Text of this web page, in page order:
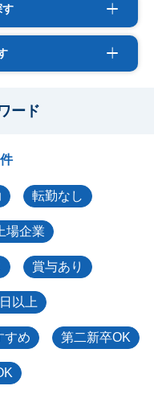
す
ード
転勤なし
上場企業
賞与あり
以上
すめ 第二新卒OK